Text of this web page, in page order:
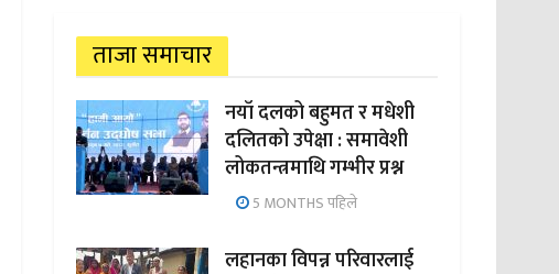
ताजा समाचार
नयाँ दलको बहुमत र मधेशी
दलितको उपेक्षा : समावेशी
लोकतन्त्रमाथि गम्भीर प्रश्न
5 MONTHS पहिले
लहानका विपन्न परिवारलाई